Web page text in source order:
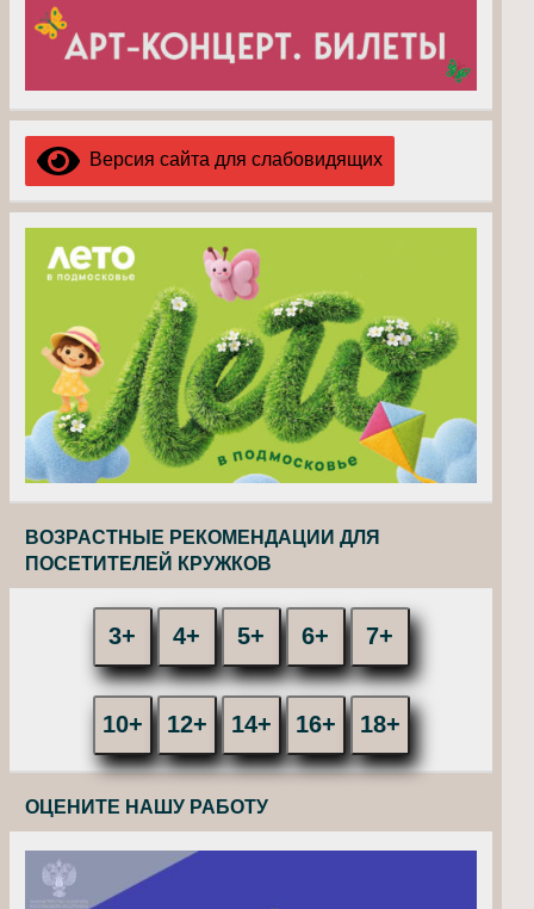
Версия сайта для слабовидящих
ВОЗРАСТНЫЕ РЕКОМЕНДАЦИИ ДЛЯ
ПОСЕТИТЕЛЕЙ КРУЖКОВ
3+ 4+ 5+ 6+ 7+
10+ 12+ 14+ 16+ 18+
ОЦЕНИТЕ НАШУ РАБОТУ